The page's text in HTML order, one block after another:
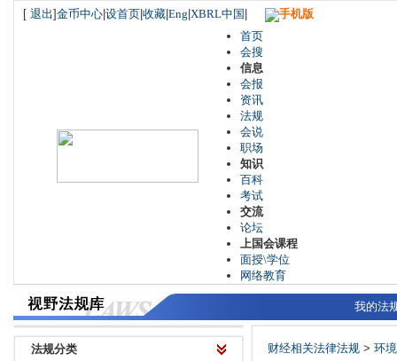
[ 退出]金币中心 设首页 收藏 Eng XBRL中国
手机版
首页
会搜
信息
会报
资讯
法规
会说
职场
知识
百科
考试
交流
论坛
上国会课程
面授\学位
网络教育
我的法
法规分类 财经相关法律法规 > 环